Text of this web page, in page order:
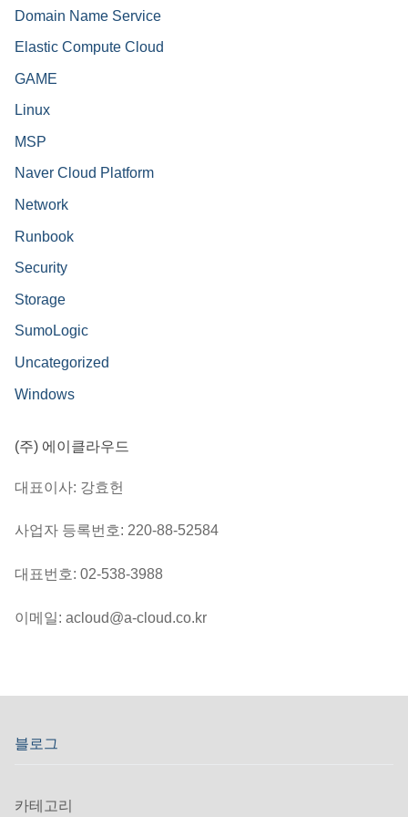
Domain Name Service
Elastic Compute Cloud
GAME
Linux
MSP
Naver Cloud Platform
Network
Runbook
Security
Storage
SumoLogic
Uncategorized
Windows
(주) 에이클라우드
대표이사: 강효헌
사업자 등록번호: 220-88-52584
대표번호: 02-538-3988
이메일: acloud@a-cloud.co.kr
블로그
카테고리